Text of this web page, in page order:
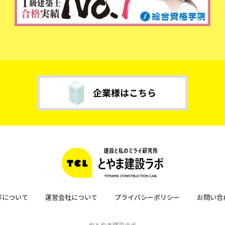
について 運営会社について プライバシーポリシー お問い合